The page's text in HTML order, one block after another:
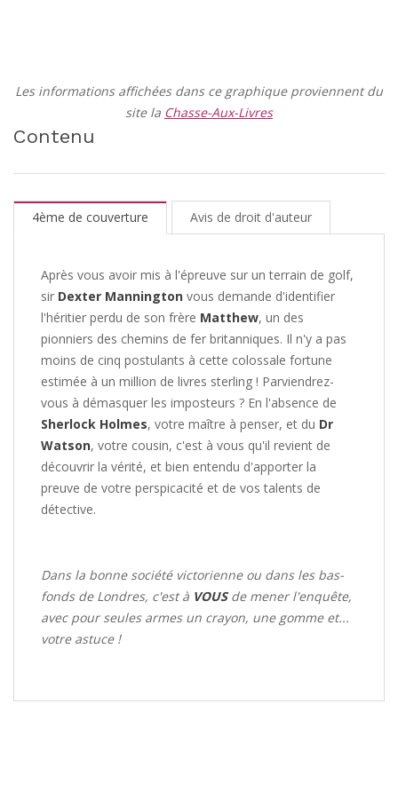
Les informations affichées dans ce graphique proviennent du
site la Chasse-Aux-Livres
Contenu
4ème de couverture Avis de droit d'auteur
Après vous avoir mis à l'épreuve sur un terrain de golf,
sir Dexter Mannington vous demande d'identifier
l'héritier perdu de son frère Matthew, un des
pionniers des chemins de fer britanniques. Il n'y a pas
moins de cinq postulants à cette colossale fortune
estimée à un million de livres sterling ! Parviendrez-
vous à démasquer les imposteurs ? En l'absence de
Sherlock Holmes, votre maître à penser, et du Dr
Watson, votre cousin, c'est à vous qu'il revient de
découvrir la vérité, et bien entendu d'apporter la
preuve de votre perspicacité et de vos talents de
détective.
Dans la bonne société victorienne ou dans les bas-
fonds de Londres, c'est à VOUSde mener l'enquête,
avec pour seules armes un crayon, une gomme et...
votre astuce !